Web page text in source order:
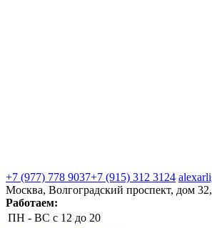
+7 (977) 778 9037+7 (915) 312 3124
Москва, Волгоградский проспект, дом
Работаем:
ПН - ВС с 12 до 20